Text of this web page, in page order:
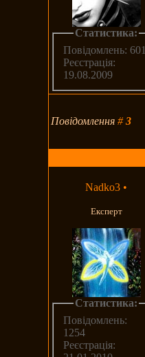
Статистика:
Повідомлень: 601
Реєстрація:
19.08.2009
Повідомлення#3
Nadko3 •
Експерт
Статистика:
Повідомлень:
1254
Реєстрація: